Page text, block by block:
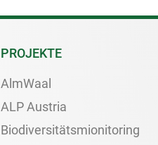
PROJEKTE
AlmWaal
ALP Austria
Biodiversitätsmionitoring